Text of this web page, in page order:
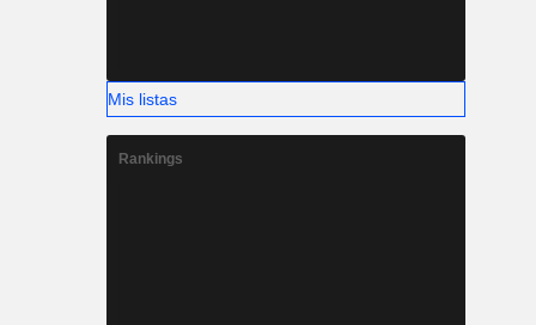
Mis listas
Rankings